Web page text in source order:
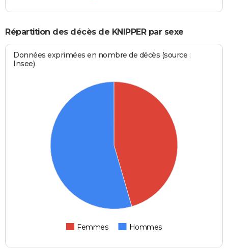
Répartition des décès de KNIPPER par sexe
Données exprimées en nombre de décès (source :
Insee)
Femmes Hommes